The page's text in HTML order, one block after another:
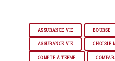
ASSURANCE VIE BOURSE
ASSURANCE VIE CHOISIR
COMPTE À TERME